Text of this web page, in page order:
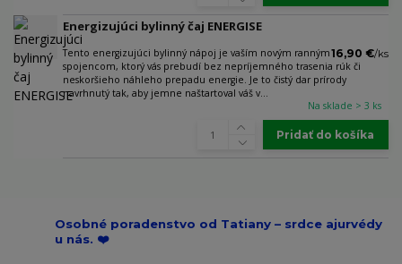
Energizujúci bylinný čaj ENERGISE
Tento energizujúci bylinný nápoj je vaším novým ranným
spojencom, ktorý vás prebudí bez nepríjemného trasenia rúk či
neskoršieho náhleho prepadu energie. Je to čistý dar prírody
navrhnutý tak, aby jemne naštartoval váš v...
16,90 €/ks
Na sklade > 3 ks
Pridať do košíka
Osobné poradenstvo od Tatiany – srdce ajurvédy
u nás. ❤️